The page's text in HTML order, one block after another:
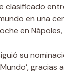
clasificado
en una
en Nápoles,
su
gracias